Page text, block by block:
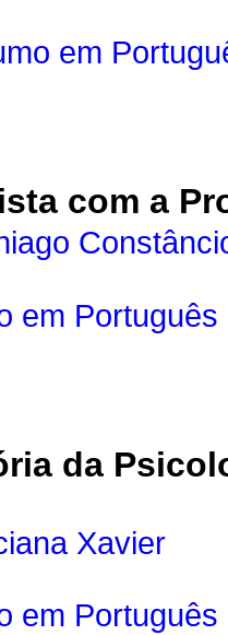
em
com a
em Português
da
Xavier
em Português